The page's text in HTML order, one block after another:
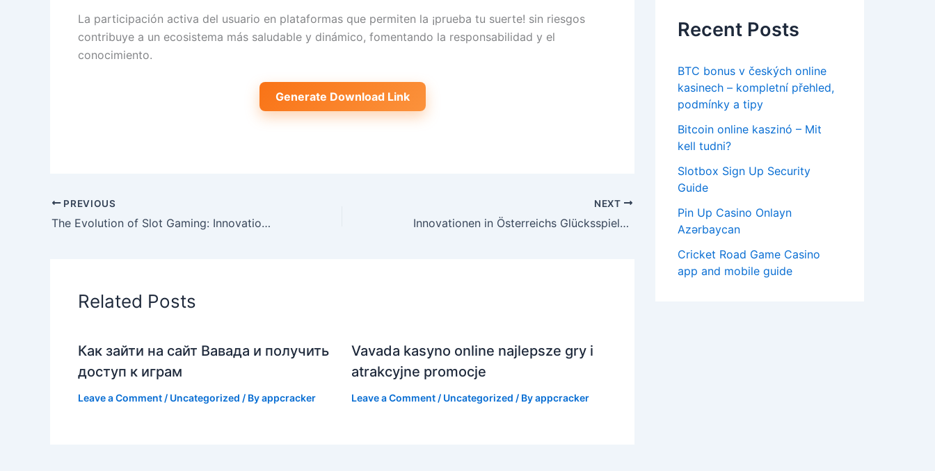
La participación activa del usuario en plataformas que permiten la ¡prueba tu suerte! sin riesgos
contribuye a un ecosistema más saludable y dinámico, fomentando la responsabilidad y el
conocimiento.
Generate Download Link
PREVIOUS
The Evolution of Slot Gaming: Innovation, Engagement, and Winning Strategies
NEXT
Innovationen in Österreichs Glücksspielbranche: Die Rolle digitaler Plattformen
Related Posts
Как зайти на сайт Вавада и получить
доступ к играм
Leave a Comment / Uncategorized / Byappcracker
Vavada kasyno online najlepsze gry i
atrakcyjne promocje
Leave a Comment / Uncategorized / Byappcracker
Recent Posts
BTC bonus v českých online
kasinech – kompletní přehled,
podmínky a tipy
Bitcoin online kaszinó – Mit
kell tudni?
Slotbox Sign Up Security
Guide
Pin Up Casino Onlayn
Azərbaycan
Cricket Road Game Casino
app and mobile guide